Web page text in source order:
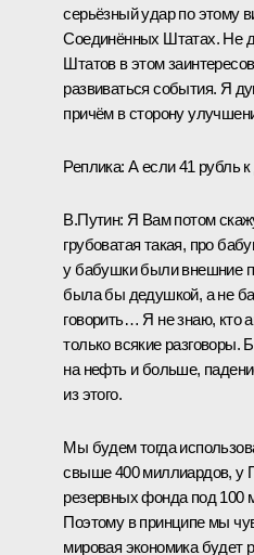
серьёзный удар по этому
Соединённых Штатах. Не
Штатов в этом
развиваться события. Я
причём в сторону
Реплика: А если 41 рубль
В.Путин: Я Вам потом
грубоватая такая, про
у бабушки были внешние
была бы дедушкой, а не
говорить… Я не знаю, кто
только всякие разговоры.
на нефть и больше,
из этого.
Мы будем тогда
свыше 400 миллиардов, у
резервных фонда под 100
Поэтому в принципе мы
мировая экономика будет